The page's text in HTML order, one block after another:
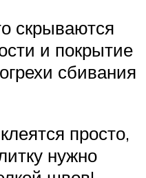
скрываются
и покрытие
сбивания
просто,
нужно